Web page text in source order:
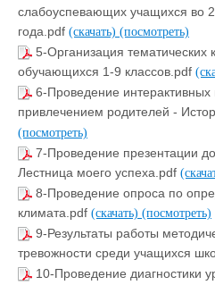
слабоуспевающих учащихся во
года.pdf (скачать) (посмотреть)
5-Организация тематических
обучающихся 1-9 классов.pdf
6-Проведение
привлечением родителей -
(посмотреть)
7-Проведение презентации
Лестница моего успеха.pdf
8-Проведение опроса по
климата.pdf (скачать) (посмотреть)
9-Результаты работы
тревожности среди учащихся
10-Проведение диагностики